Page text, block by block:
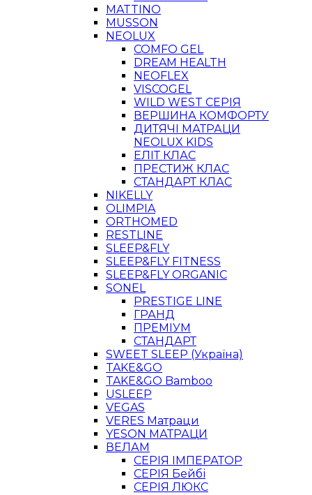
MATTINO
MUSSON
NEOLUX
COMFO GEL
DREAM HEALTH
NEOFLEX
VISCOGEL
WILD WEST СЕРІЯ
ВЕРШИНА КОМФОРТУ
ДИТЯЧІ МАТРАЦИ
NEOLUX KIDS
ЕЛІТ КЛАС
ПРЕСТИЖ КЛАС
СТАНДАРТ КЛАС
NIKELLY
OLIMPIA
ORTHOMED
RESTLINE
SLEEP&FLY
SLEEP&FLY FITNESS
SLEEP&FLY ORGANIC
SONEL
PRESTIGE LINE
ГРАНД
ПРЕМІУМ
СТАНДАРТ
SWEET SLEEP (Україна)
TAKE&GO
TAKE&GO Bamboo
USLEEP
VEGAS
VERES Матраци
YESON МАТРАЦИ
ВЕЛАМ
СЕРІЯ ІМПЕРАТОР
СЕРІЯ Бейбі
СЕРІЯ ЛЮКС